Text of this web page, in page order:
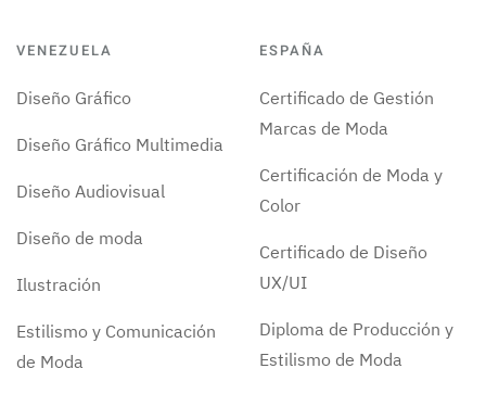
VENEZUELA
Diseño Gráfico
Diseño Gráfico Multimedia
Diseño Audiovisual
Diseño de moda
Ilustración
Estilismo y Comunicación
de Moda
ESPAÑA
Certificado de Gestión
Marcas de Moda
Certificación de Moda y
Color
Certificado de Diseño
UX/UI
Diploma de Producción y
Estilismo de Moda